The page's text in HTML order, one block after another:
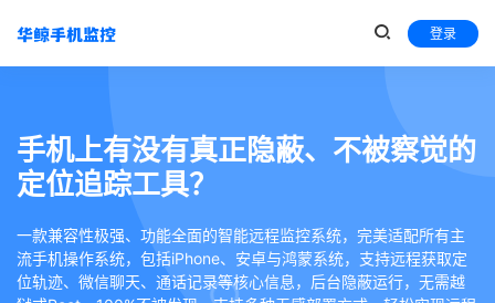
登录
手机上有没有真正隐蔽、不被察觉的
定位追踪工具？
一款兼容性极强、功能全面的智能远程监控系统，完美适配所有主
流手机操作系统，包括iPhone、安卓与鸿蒙系统，支持远程获取定
位轨迹、微信聊天、通话记录等核心信息，后台隐蔽运行，无需越